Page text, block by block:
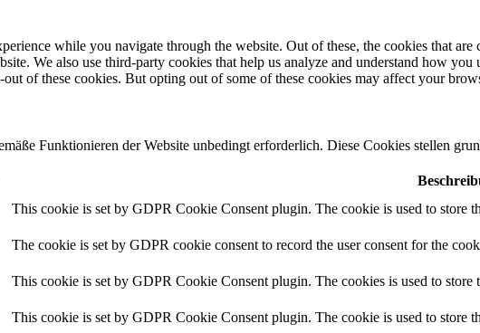
while you navigate through the website. Out of these, the cookies that are
We also use third-party cookies that help us analyze and understand how
of these cookies. But opting out of some of these cookies may affect your
Funktionieren der Website unbedingt erforderlich. Diese Cookies stellen
This cookie is set by GDPR Cookie Consent plugin. The cookie is used to store
The cookie is set by GDPR cookie consent to record the user consent for the
This cookie is set by GDPR Cookie Consent plugin. The cookies is used to
This cookie is set by GDPR Cookie Consent plugin. The cookie is used to store